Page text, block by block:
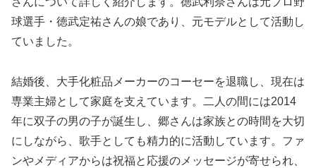
球選手・徳武定祐さんの娘であり、元モデルとして活動し
ていました。
結婚後、大手化粧品メーカーのコーセーを退職し、現在は
専業主婦として家庭を支えています。二人の間には2014
年に双子の男の子が誕生し、郷さんは家族との時間を大切
にしながら、歌手としても精力的に活動しています。ファ
ンやメディアからは祝福と応援のメッセージが寄せられ、